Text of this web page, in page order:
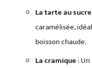
La tarte au sucre
caramélisée,
boisson chaude.
La cramique: